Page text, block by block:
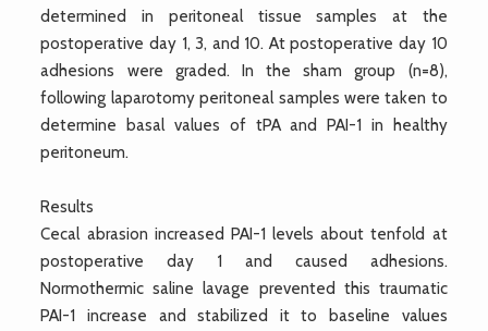
determined in peritoneal tissue samples at the
postoperative day 1, 3, and 10. At postoperative day 10
adhesions were graded. In the sham group (n=8),
following laparotomy peritoneal samples were taken to
determine basal values of tPA and PAI-1 in healthy
peritoneum.
Results
Cecal abrasion increased PAI-1 levels about tenfold at
postoperative day 1 and caused adhesions.
Normothermic saline lavage prevented this traumatic
PAI-1 increase and stabilized it to baseline values